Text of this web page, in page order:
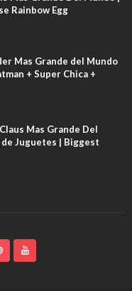
Rainbow Egg
Mas Grande del Mundo
+ Super Chica +
Mas Grande Del
Juguetes | Biggest